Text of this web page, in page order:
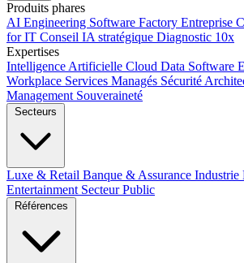
Produits phares
AI Engineering Software Factory Entreprise
for IT Conseil IA stratégique Diagnostic 10x
Expertises
Intelligence Artificielle Cloud Data Software
Workplace Services Managés Sécurité
Management Souveraineté
Secteurs
Luxe & Retail Banque & Assurance Industrie
Entertainment Secteur Public
Références